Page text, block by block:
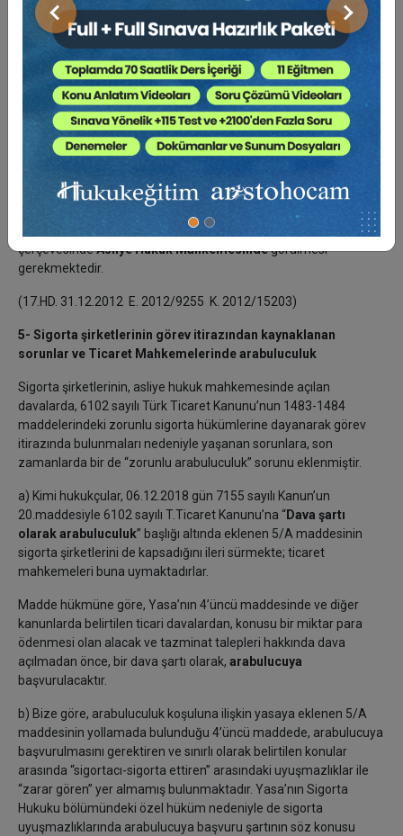
Önceki Sonraki
Gene Trafik Sigortasından tazminat isteklerinde, "asliye hukuk
mahkemesinin" görevli olduğuna ilişkin kararın gerekçesinde
şöyle denilmiştir.
Dava, davalı şirkete Trafik (ZMSS) Sigortalı araç ile davacı şirkete
ait aracın karıştığı kaza nedeniyle uğranılan maddi zararın poliçe
ile sınırlı olarak tahsili istemine ilişkindir. Somut olayda
uyuşmazlık davacı ve davalı şirket Ticaret Kanunu poliçesi yahut
sigortalı aracın karıştığı maddi hasarlıtrafik kazasından
kaynaklanmaktadır. Bu haliyle uyuşmazlığın
haksız fiile dayalı
alacak davası olduğu anlaşıldığından, davanın genel hükümler
çerçevesindeAsliye Hukuk Mahkemesindegörülmesi
gerekmektedir.
(17.HD. 31.12.2012 E. 2012/9255 K. 2012/15203)
5- Sigorta şirketlerinin görev itirazından kaynaklanan
sorunlar ve Ticaret Mahkemelerinde arabuluculuk
Sigorta şirketlerinin, asliye hukuk mahkemesinde açılan
davalarda, 6102 sayılı Türk Ticaret Kanunu’nun 1483-1484
maddelerindeki zorunlu sigorta hükümlerine dayanarak görev
itirazında bulunmaları nedeniyle yaşanan sorunlara, son
zamanlarda bir de “zorunlu arabuluculuk” sorunu eklenmiştir.
a) Kimi hukukçular, 06.12.2018 gün 7155 sayılı Kanun’un
20.maddesiyle 6102 sayılı T.Ticaret Kanunu’na “Dava şartı
olarak arabuluculuk” başlığı altında eklenen 5/A maddesinin
sigorta şirketlerini de kapsadığını ileri sürmekte; ticaret
mahkemeleri buna uymaktadırlar.
Madde hükmüne göre, Yasa’nın 4’üncü maddesinde ve diğer
kanunlarda belirtilen ticari davalardan, konusu bir miktar para
ödenmesi olan alacak ve tazminat talepleri hakkında dava
açılmadan önce, bir dava şartı olarak, arabulucuya
başvurulacaktır.
b) Bize göre, arabuluculuk koşuluna ilişkin yasaya eklenen 5/A
maddesinin yollamada bulunduğu 4’üncü maddede, arabulucuya
başvurulmasını gerektiren ve sınırlı olarak belirtilen konular
arasında “sigortacı-sigorta ettiren” arasındaki uyuşmazlıklar ile
“zarar gören” yer almamış bulunmaktadır. Yasa’nın Sigorta
Hukuku bölümündeki özel hüküm nedeniyle de sigorta
uyuşmazlıklarında arabulucuya başvuru şartının söz konusu